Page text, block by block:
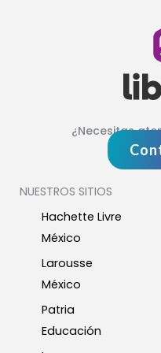
¿Necesitas
NUESTROS SITIOS
Hachette Livre
México
Larousse
México
Patria
Educación